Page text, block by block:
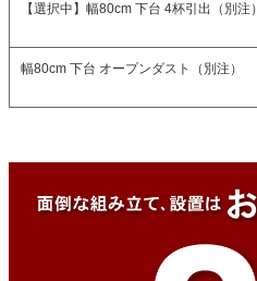
【選択中】 幅80cm 下台 4杯引出（別注）
幅80cm 下台 オープンダスト（別注）